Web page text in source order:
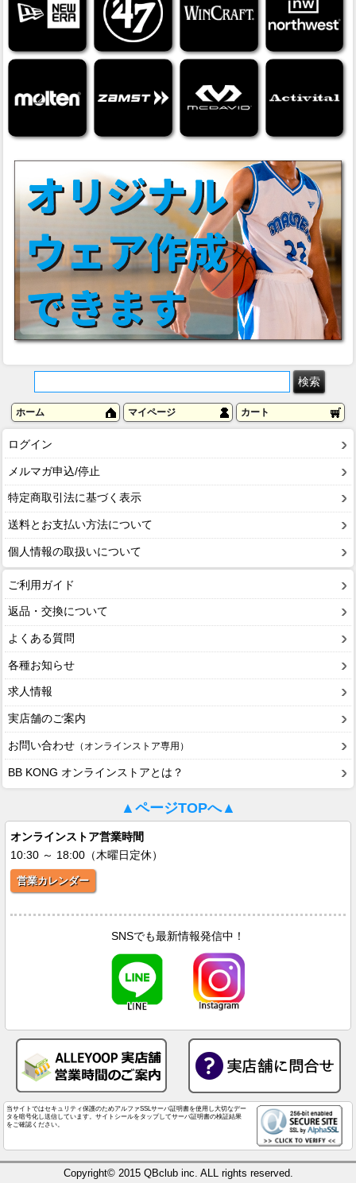
ホーム マイページ カート
ログイン
メルマガ申込/停止
特定商取引法に基づく表示
送料とお支払い方法について
個人情報の取扱いについて
ご利用ガイド
返品・交換について
よくある質問
各種お知らせ
求人情報
実店舗のご案内
お問い合わせ （オンラインストア専用）
BB KONG オンラインストアとは？
▲ページTOPへ▲
オンラインストア営業時間
10:30 ～ 18:00（木曜日定休）
営業カレンダー
SNSでも最新情報発信中！
当サイトではセキュリティ保護のためアルファSSLサーバ証明書を使用し大切なデー
タを暗号化し送信しています。サイトシールをタップしてサーバ証明書の検証結果
をご確認ください。
Copyright© 2015 QBclub inc. ALL rights reserved.